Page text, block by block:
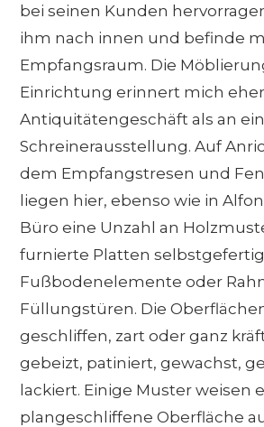
bei seinen Kunden
ihm nach innen und befinde
Empfangsraum. Die
Einrichtung erinnert mich
Antiquitätengeschäft als an
Schreinerausstellung. Auf
dem Empfangstresen und
liegen hier, ebenso wie in
Büro eine Unzahl an
furnierte Platten
Fußbodenelemente oder
Füllungstüren. Die
geschliffen, zart oder ganz
gebeizt, patiniert, gewachst,
lackiert. Einige Muster weisen
plangeschliffene Oberfläche